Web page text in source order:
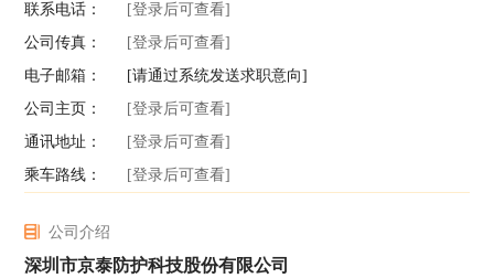
联系电话：
[登录后可查看]
公司传真：
[登录后可查看]
电子邮箱：
[请通过系统发送求职意向]
公司主页：
[登录后可查看]
通讯地址：
[登录后可查看]
乘车路线：
[登录后可查看]
公司介绍
深圳市京泰防护科技股份有限公司